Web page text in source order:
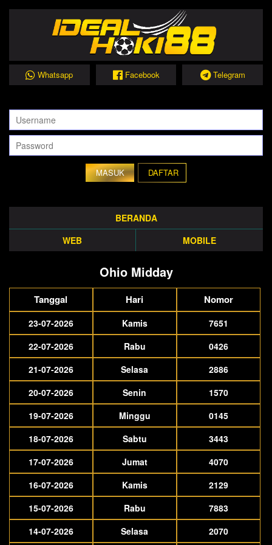
Whatsapp Facebook Telegram
DAFTAR
BERANDA
WEB
MOBILE
Ohio Midday
Tanggal Hari Nomor
23-07-2026 Kamis
7651
22-07-2026
Rabu
0426
21-07-2026
Selasa
2886
20-07-2026
Senin
1570
19-07-2026
Minggu
0145
18-07-2026
Sabtu
3443
17-07-2026
Jumat
4070
16-07-2026
Kamis
2129
15-07-2026
Rabu
7883
14-07-2026
Selasa 2070